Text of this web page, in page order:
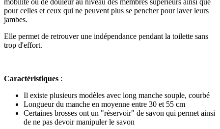
pour celles et ceux qui ne peuvent plus se pencher pour laver leurs
jambes.
Elle permet de retrouver une indépendance pendant la toilette sans
trop d'effort.
Caractéristiques :
Il existe plusieurs modèles avec long manche souple, courbé
Longueur du manche en moyenne entre 30 et 55 cm
Certaines brosses ont un "réservoir" de savon qui permet ainsi
de ne pas devoir manipuler le savon